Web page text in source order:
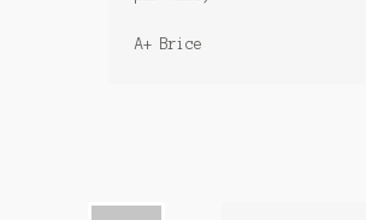
A+ Brice